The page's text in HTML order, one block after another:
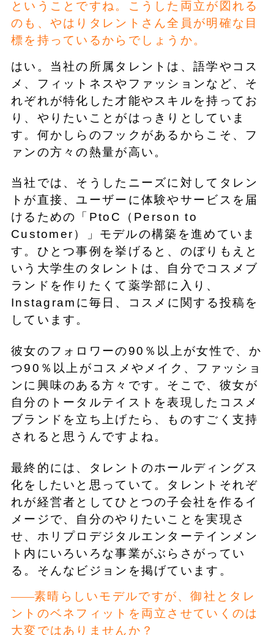
ということですね。こうした両立が図れる
のも、やはりタレントさん全員が明確な目
標を持っているからでしょうか。
はい。当社の所属タレントは、語学やコス
メ、フィットネスやファッションなど、そ
れぞれが特化した才能やスキルを持ってお
り、やりたいことがはっきりとしていま
す。何かしらのフックがあるからこそ、フ
ァンの方々の熱量が高い。
当社では、そうしたニーズに対してタレン
トが直接、ユーザーに体験やサービスを届
けるための「PtoC（Person to
Customer）」モデルの構築を進めていま
す。ひとつ事例を挙げると、のぼりもえと
いう大学生のタレントは、自分でコスメブ
ランドを作りたくて薬学部に入り、
Instagramに毎日、コスメに関する投稿を
しています。
彼女のフォロワーの90％以上が女性で、か
つ90％以上がコスメやメイク、ファッショ
ンに興味のある方々です。そこで、彼女が
自分のトータルテイストを表現したコスメ
ブランドを立ち上げたら、ものすごく支持
されると思うんですよね。
最終的には、タレントのホールディングス
化をしたいと思っていて。タレントそれぞ
れが経営者としてひとつの子会社を作るイ
メージで、自分のやりたいことを実現さ
せ、ホリプロデジタルエンターテインメン
ト内にいろいろな事業がぶらさがってい
る。そんなビジョンを掲げています。
素晴らしいモデルですが、御社とタレ
ントのベネフィットを両立させていくのは
大変ではありませんか？